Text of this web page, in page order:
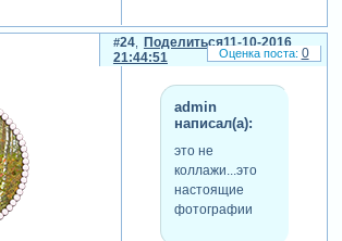
Поделиться
24
11-10-2016
21:44:51
admin
написал(а):
это не
коллажи...это
настоящие
фотографии
0